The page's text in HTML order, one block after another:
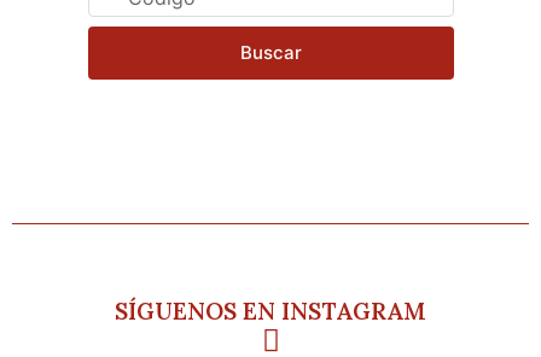
Buscar
SÍGUENOS EN INSTAGRAM